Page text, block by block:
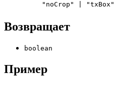
"noCrop" | "txBox"
Возвращает
boolean
Пример